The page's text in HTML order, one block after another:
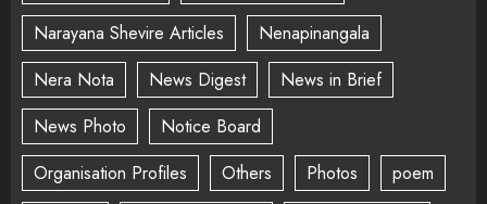
Narayana Shevire Articles
Nenapinangala
Nera Nota
News Digest
News in Brief
News Photo
Notice Board
Organisation Profiles
Others Photos
poem